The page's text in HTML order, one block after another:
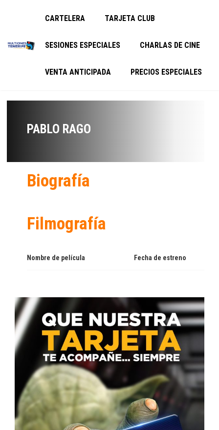
CARTELERA TARJETA CLUB
SESIONES ESPECIALES CHARLAS DE CINE
VENTA ANTICIPADA PRECIOS ESPECIALES
PABLO RAGO
Biografía
Filmografía
Nombre de película Fecha de estreno